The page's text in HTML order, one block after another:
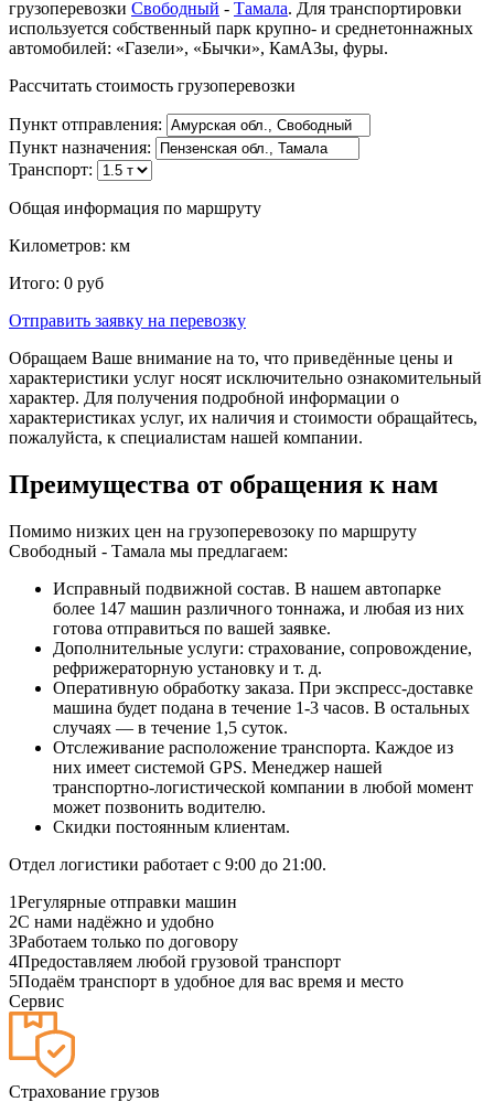
грузоперевозки Свободный - Тамала. Для транспортировки
используется собственный парк крупно- и среднетоннажных
автомобилей: «Газели», «Бычки», КамАЗы, фуры.
Рассчитать стоимость грузоперевозки
Пункт отправления:
Пункт назначения:
Транспорт:
Общая информация по маршруту
Километров: км
Итого: 0 руб
Отправить заявку на перевозку
Обращаем Ваше внимание на то, что приведённые цены и
характеристики услуг носят исключительно ознакомительный
характер. Для получения подробной информации о
характеристиках услуг, их наличия и стоимости обращайтесь,
пожалуйста, к специалистам нашей компании.
Преимущества от обращения к нам
Помимо низких цен на грузоперевозоку по маршруту
Свободный - Тамала мы предлагаем:
Исправный подвижной состав. В нашем автопарке
более 147 машин различного тоннажа, и любая из них
готова отправиться по вашей заявке.
Дополнительные услуги: страхование, сопровождение,
рефрижераторную установку и т. д.
Оперативную обработку заказа. При экспресс-доставке
машина будет подана в течение 1-3 часов. В остальных
случаях — в течение 1,5 суток.
Отслеживание расположение транспорта. Каждое из
них имеет системой GPS. Менеджер нашей
транспортно-логистической компании в любой момент
может позвонить водителю.
Скидки постоянным клиентам.
Отдел логистики работает с 9:00 до 21:00.
1Регулярные отправки машин
2С нами надёжно и удобно
3Работаем только по договору
4Предоставляем любой грузовой транспорт
5Подаём транспорт в удобное для вас время и место
Сервис
Страхование грузов